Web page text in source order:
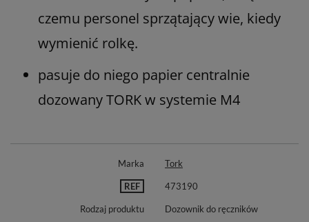
czemu personel sprzątający wie, kiedy
wymienić rolkę.
pasuje do niego papier centralnie
dozowany TORK w systemie M4
Marka Tork
REF 473190
Rodzaj produktu Dozownik do ręczników